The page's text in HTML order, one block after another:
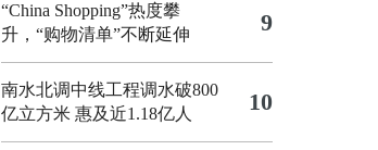
“China Shopping”热度攀
升，“购物清单”不断延伸
9
南水北调中线工程调水破800
亿立方米 惠及近1.18亿人
10